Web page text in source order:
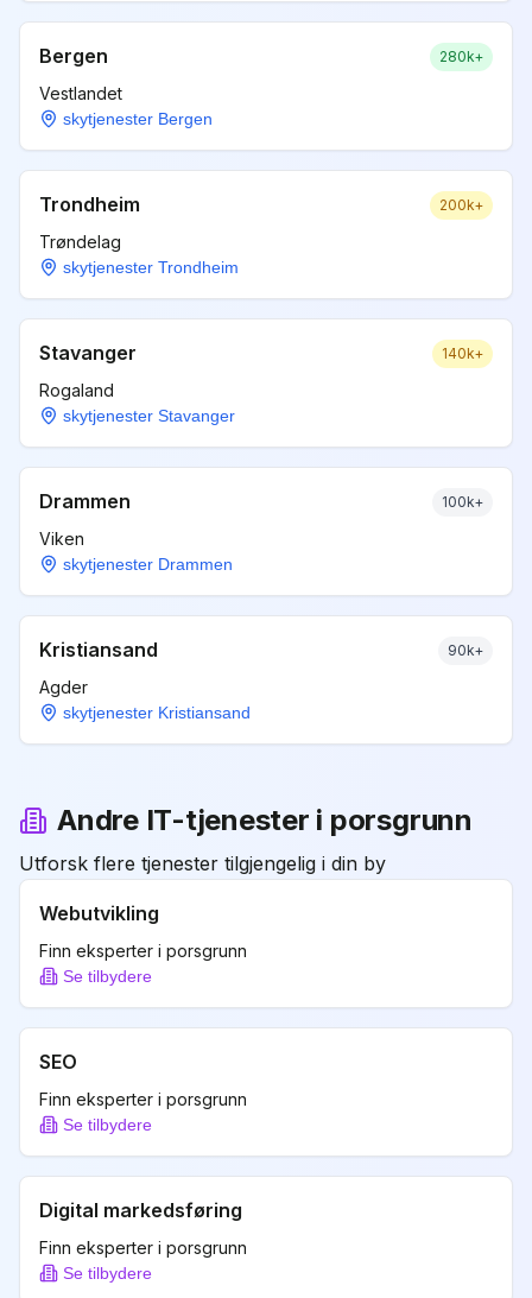
Bergen 280k+
Vestlandet
skytjenester Bergen
Trondheim 200k+
Trøndelag
skytjenester Trondheim
Stavanger 140k+
Rogaland
skytjenester Stavanger
Drammen 100k+
Viken
skytjenester Drammen
Kristiansand 90k+
Agder
skytjenester Kristiansand
Andre IT-tjenester i porsgrunn
Utforsk flere tjenester tilgjengelig i din by
Webutvikling
Finn eksperter i porsgrunn
Se tilbydere
SEO
Finn eksperter i porsgrunn
Se tilbydere
Digital markedsføring
Finn eksperter i porsgrunn
Se tilbydere